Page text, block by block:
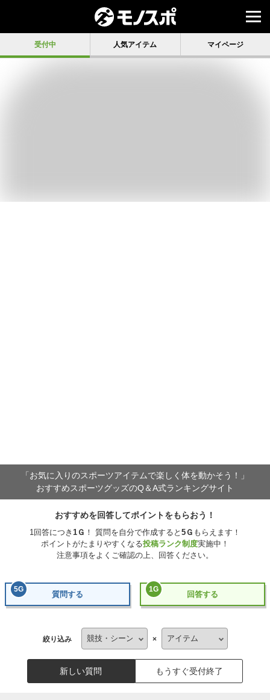
受付中 人気アイテム マイページ
「お気に入りのスポーツアイテムで楽しく体を動かそう！」
おすすめスポーツグッズのQ＆A式ランキングサイト
おすすめを回答してポイントをもらおう！
1回答につき 1 Ｇ ！ 質問を自分で作成すると 5 Ｇ もらえます！
ポイントがたまりやすくなる投稿ランク制度実施中！
注意事項をよくご確認の上、回答ください。
5G
質問する
1G
回答する
絞り込み ×
新しい質問 もうすぐ受付終了